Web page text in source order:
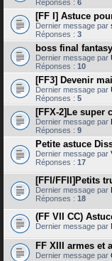
Réponses : 6
[FF I] Astuce
Dernier message par
Réponses : 3
boss final
Dernier message par
Réponses : 10
[FF3] Devenir
Dernier message par
Réponses : 5
[FFX-2]Le super
Dernier message par
Réponses : 9
Petite astuce
Dernier message par
Réponses : 17
[FFI/FFII]Petits
Dernier message par
Réponses : 18
(FF VII CC)
Dernier message par
FF XIII armes et
Dernier message par